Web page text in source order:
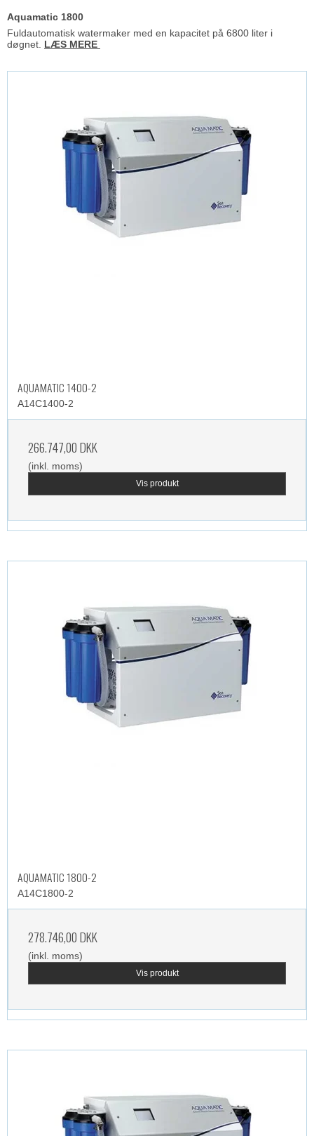
Aquamatic 1800
Fuldautomatisk watermaker med en kapacitet på 6800 liter i
døgnet. LÆS MERE
AQUAMATIC 1400-2
A14C1400-2
266.747,00 DKK
(inkl. moms)
Vis produkt
AQUAMATIC 1800-2
A14C1800-2
278.746,00 DKK
(inkl. moms)
Vis produkt